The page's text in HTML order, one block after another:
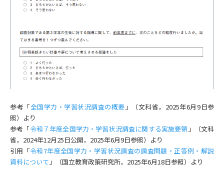
参考「全国学力・学習状況調査の概要 」（文科省，2025年6月9日参
照）より
参考「令和７年度全国学力・学習状況調査に関する実施要領 」（文科
省，2024年12月25日公開，2025年6月9日参照）より
引用「令和7年度全国学力・学習状況調査の調査問題・正答例・解説
資料について 」（国立教育政策研究所，2025年6月18日参照）より